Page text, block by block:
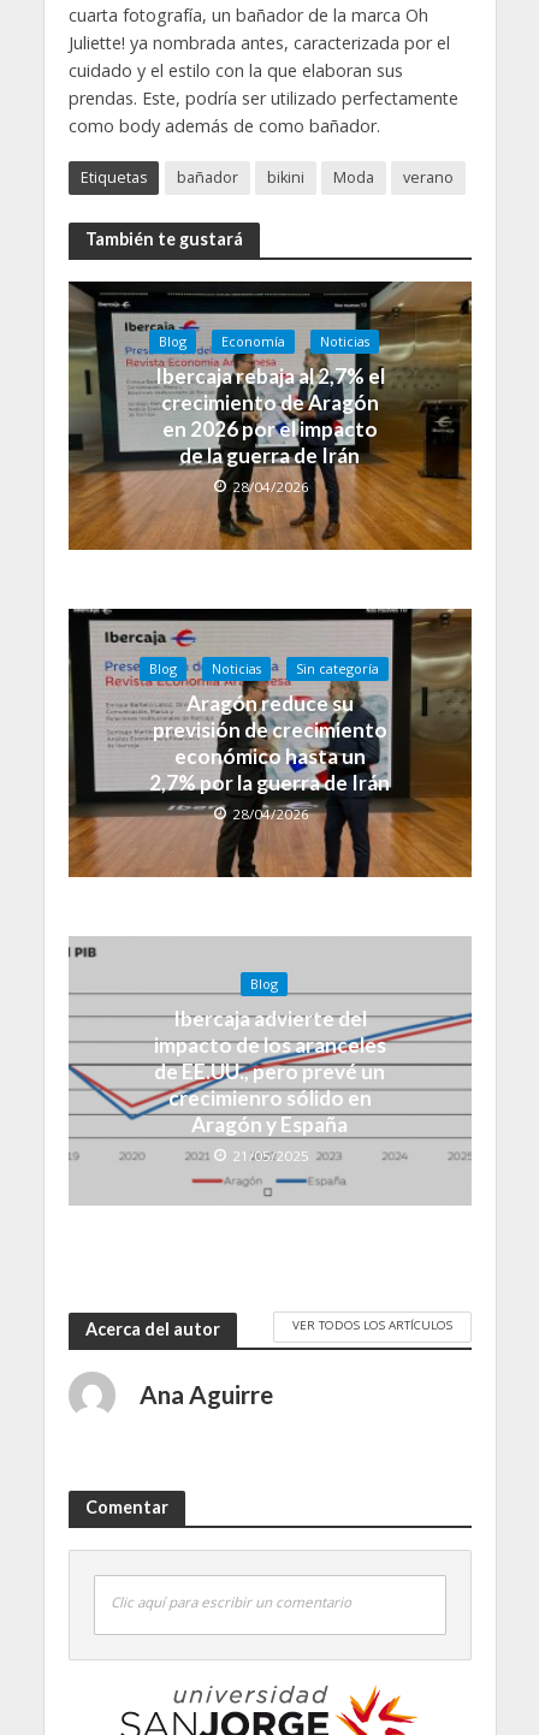
cuarta fotografía, un bañador de la marca Oh
Juliette! ya nombrada antes, caracterizada por el
cuidado y el estilo con la que elaboran sus
prendas. Este, podría ser utilizado perfectamente
como body además de como bañador.
Etiquetas bañador bikini Moda verano
También te gustará
Blog Economía Noticias
Ibercaja rebaja al 2,7% el
crecimiento de Aragón
en 2026 por el impacto
de la guerra de Irán
28/04/2026
Blog Noticias Sin categoría
Aragón reduce su
previsión de crecimiento
económico hasta un
2,7% por la guerra de Irán
28/04/2026
Blog
Ibercaja advierte del
impacto de los aranceles
de EE.UU., pero prevé un
crecimienro sólido en
Aragón y España
21/05/2025
Acerca del autor VER TODOS LOS ARTÍCULOS
Ana Aguirre
Comentar
Clic aquí para escribir un comentario